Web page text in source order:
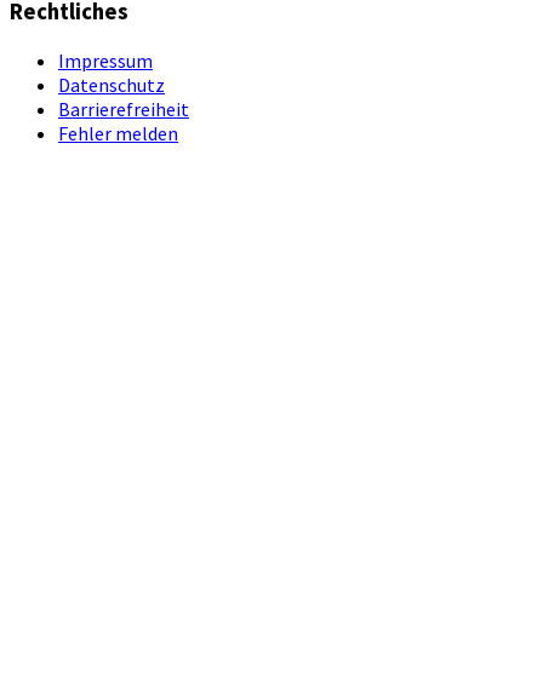
Rechtliches
Impressum
Datenschutz
Barrierefreiheit
Fehler melden